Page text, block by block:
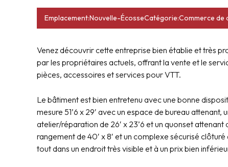
Emplacement:Nouvelle-ÉcosseCatégorie:Commerce de
Venez découvrir cette entreprise bien établie et très
par les propriétaires actuels, offrant la vente et le
pièces, accessoires et services pour VTT.
Le bâtiment est bien entretenu avec une bonne
mesure 51’6 x 29′ avec un espace de bureau
atelier/réparation de 26′ x 23’6 et un quonset attenant
rangement de 40′ x 8′ et un complexe sécurisé
tout dans un endroit très visible et à un prix bien